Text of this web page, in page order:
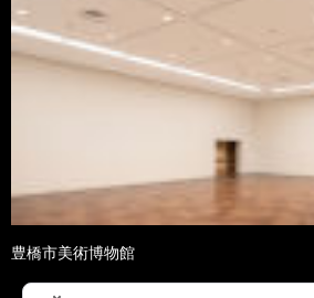
豊橋市美術博物館